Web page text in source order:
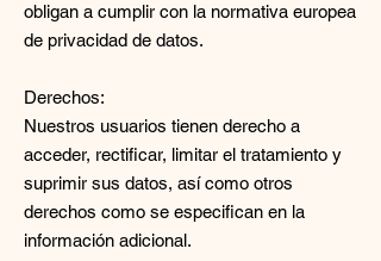
obligan a cumplir con la normativa europea
de privacidad de datos.
Derechos:
Nuestros usuarios tienen derecho a
acceder, rectificar, limitar el tratamiento y
suprimir sus datos, así como otros
derechos como se especifican en la
información adicional.